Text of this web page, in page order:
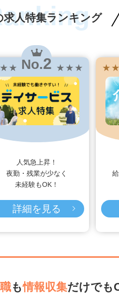
求人特集ランキング
★ No.2 ★ ★ ★
人気急上昇！
夜勤・残業が少なく
未経験もOK！
詳細を見る
★
も情報収集だけでも